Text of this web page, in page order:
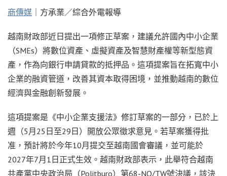
商傳媒 ｜方承業／綜合外電報導
越南財政部近日提出一項修正草案，建議允許國內中小企業
（SMEs）將數位資產、虛擬資產及智慧財產權等新型態資
產，作為向銀行申請貸款的抵押品。這項提案旨在拓寬中小
企業的融資管道，改善其資本取得困境，並推動越南的數位
經濟與金融創新發展。
這項提案是《中小企業支援法》修訂草案的一部分，已於上
週（5月25日至29日）開放公眾徵求意見。若草案獲得批
准，預計將於今年10月提交至越南國會審議，並可能於
2027年7月1日正式生效。越南財政部表示，此舉符合越南
共產黨中央政治局（Politburo）第68-NQ/TW號決議，該決